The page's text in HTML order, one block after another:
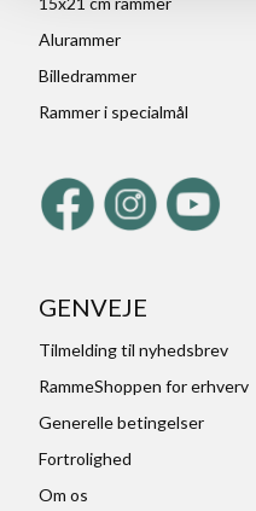
Alurammer
Billedrammer
Rammer i specialmål
GENVEJE
Tilmelding til nyhedsbrev
RammeShoppen for erhverv
Generelle betingelser
Fortrolighed
Om os